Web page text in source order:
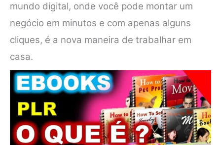
mundo digital, onde você pode montar um
negócio em minutos e com apenas alguns
cliques, é a nova maneira de trabalhar em
casa.